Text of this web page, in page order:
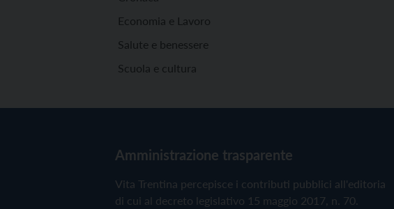
Economia e Lavoro
Salute e benessere
Scuola e cultura
Amministrazione trasparente
Vita Trentina percepisce i contributi pubblici all'editoria
di cui al decreto legislativo 15 maggio 2017, n. 70.